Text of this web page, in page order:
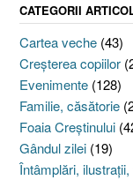
CATEGORII
Cartea veche (43)
Creşterea copiilor
Evenimente (128)
Familie, căsătorie
Foaia Creştinului
Gândul zilei (19)
Întâmplări, ilustraţii,